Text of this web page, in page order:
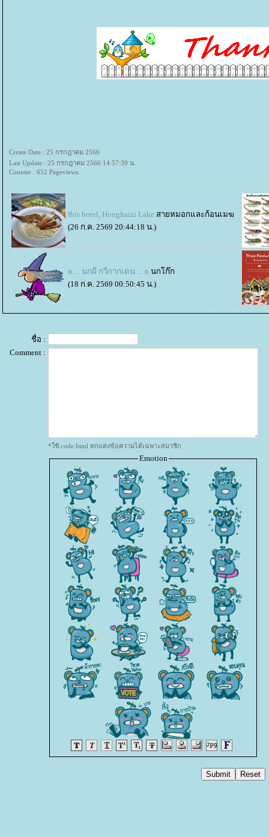
Create Date : 25 กรกฎาคม 2566
Last Update : 25 กรกฎาคม 2566 14:57:39 น.
Counter : 652 Pageviews.
Ibis hotel, Honghaizi Lake สายหมอกและก้อนเมฆ
(26 ก.ค. 2569 20:44:18 น.)
๏ ... นกผี กวีกากเดน ... ๏ นกโก๊ก
(18 ก.ค. 2569 00:50:45 น.)
ชื่อ :
Comment :
*ใช้ code html ตกแต่งข้อความได้เฉพาะสมาชิก
Emotion